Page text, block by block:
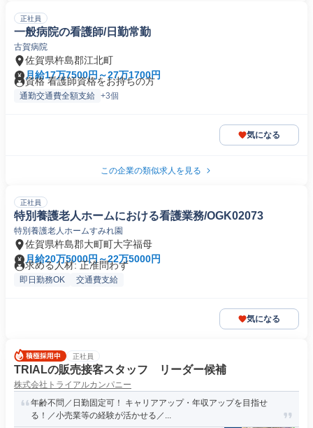
正社員
一般病院の看護師/日勤常勤
古賀病院
佐賀県杵島郡江北町
月給17万7500円～27万1700円
資格 看護師資格をお持ちの方
通勤交通費全額支給 +3個
気になる
この企業の類似求人を見る
正社員
特別養護老人ホームにおける看護業務/OGK02073
特別養護老人ホームすみれ園
佐賀県杵島郡大町町大字福母
月給20万5000円～22万5000円
求める人材: 正准問わず
即日勤務OK 交通費支給
気になる
正社員
TRIALの販売接客スタッフ リーダー候補
株式会社トライアルカンパニー
年齢不問／日勤固定可！ キャリアアップ・年収アップを目指せ
る！／小売業等の経験が活かせる／...